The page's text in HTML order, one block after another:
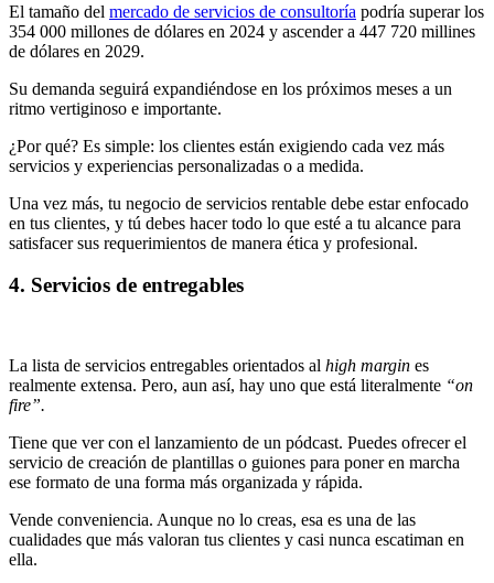
El tamaño del mercado de servicios de consultoría podría superar los
354 000 millones de dólares en 2024 y ascender a 447 720 millines
de dólares en 2029.
Su demanda seguirá expandiéndose en los próximos meses a un
ritmo vertiginoso e importante.
¿Por qué? Es simple: los clientes están exigiendo cada vez más
servicios y experiencias personalizadas o a medida.
Una vez más, tu negocio de servicios rentable debe estar enfocado
en tus clientes, y tú debes hacer todo lo que esté a tu alcance para
satisfacer sus requerimientos de manera ética y profesional.
4. Servicios de entregables
La lista de servicios entregables orientados al high margin es
realmente extensa. Pero, aun así, hay uno que está literalmente “on
fire”.
Tiene que ver con el lanzamiento de un pódcast. Puedes ofrecer el
servicio de creación de plantillas o guiones para poner en marcha
ese formato de una forma más organizada y rápida.
Vende conveniencia. Aunque no lo creas, esa es una de las
cualidades que más valoran tus clientes y casi nunca escatiman en
ella.